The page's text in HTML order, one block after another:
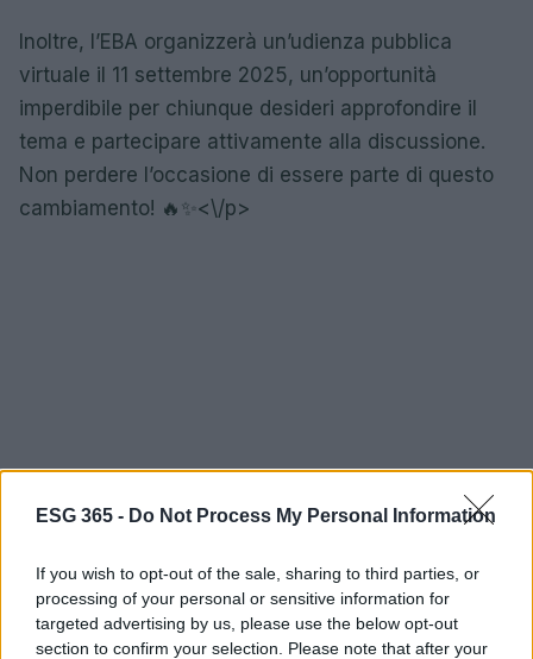
ESG 365 - Do Not Process My Personal Information
If you wish to opt-out of the sale, sharing to third parties, or
processing of your personal or sensitive information for
targeted advertising by us, please use the below opt-out
section to confirm your selection. Please note that after your
Inoltre, l’EBA organizzerà un’udienza pubblica
virtuale il 11 settembre 2025, un’opportunità
imperdibile per chiunque desideri approfondire il
tema e partecipare attivamente alla discussione.
Non perdere l’occasione di essere parte di questo
cambiamento! 🔥✨<\/p>